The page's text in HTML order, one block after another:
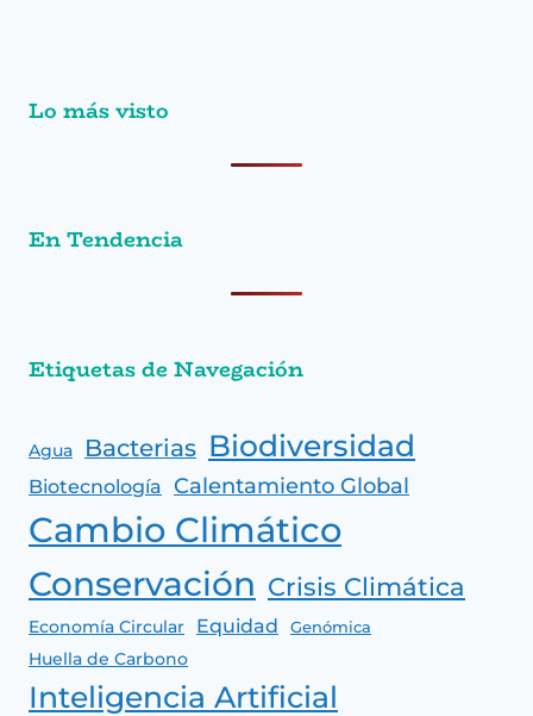
Lo más visto
En Tendencia
Etiquetas de Navegación
Agua Bacterias Biodiversidad
Biotecnología Calentamiento Global
Cambio Climático
Conservación Crisis Climática
Economía Circular Equidad Genómica
Huella de Carbono
Inteligencia Artificial